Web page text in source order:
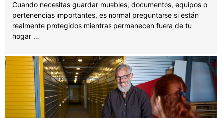
Cuando necesitas guardar muebles, documentos, equipos o
pertenencias importantes, es normal preguntarse si están
realmente protegidos mientras permanecen fuera de tu
hogar …